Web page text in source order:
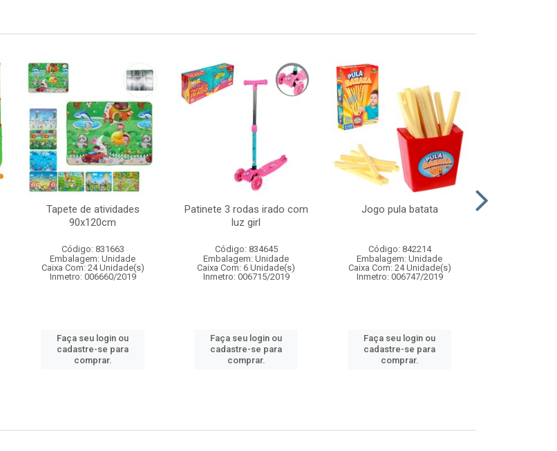
Tapete de atividades
90x120cm
Código: 831663
Embalagem: Unidade
Caixa Com: 24 Unidade(s)
Inmetro: 006660/2019
Faça seu login ou
cadastre-se para
comprar.
Patinete 3 rodas irado com
luz girl
Código: 834645
Embalagem: Unidade
Caixa Com: 6 Unidade(s)
Inmetro: 006715/2019
Faça seu login ou
cadastre-se para
comprar.
Jogo pula batata
Código: 842214
Embalagem: Unidade
Caixa Com: 24 Unidade(s)
Inmetro: 006747/2019
Faça seu login ou
cadastre-se para
comprar.